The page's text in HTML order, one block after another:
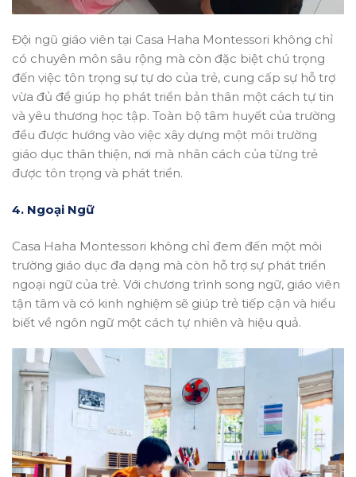
Đội ngũ giáo viên tại Casa Haha Montessori không chỉ
có chuyên môn sâu rộng mà còn đặc biệt chú trọng
đến việc tôn trọng sự tự do của trẻ, cung cấp sự hỗ trợ
vừa đủ để giúp họ phát triển bản thân một cách tự tin
và yêu thương học tập. Toàn bộ tâm huyết của trường
đều được hướng vào việc xây dựng một môi trường
giáo dục thân thiện, nơi mà nhân cách của từng trẻ
được tôn trọng và phát triển.
4. Ngoại Ngữ
Casa Haha Montessori không chỉ đem đến một môi
trường giáo dục đa dạng mà còn hỗ trợ sự phát triển
ngoại ngữ của trẻ. Với chương trình song ngữ, giáo viên
tận tâm và có kinh nghiệm sẽ giúp trẻ tiếp cận và hiểu
biết về ngôn ngữ một cách tự nhiên và hiệu quả.